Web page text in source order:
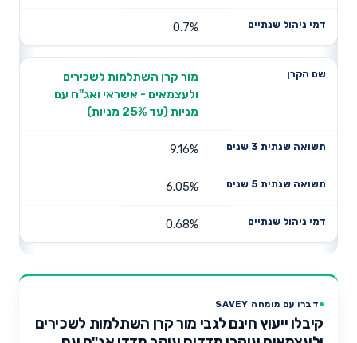
0.7%
מור קרן השתלמות לשכירים
ולעצמאים - אשראי ואג"ח עם
מניות (עד 25% מניות)
9.16%
6.05%
0.68%
דברו עם מומחה SAVEY
קיבלו ייעוץ חינם לגבי מור קרן השתלמות לשכירים